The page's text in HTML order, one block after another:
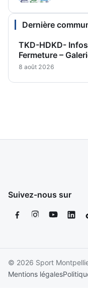
Dernière
TKD-HDKD-
Fermeture –
8 août 2026
Suivez-nous sur
© 2026 Sport
Mentions légales